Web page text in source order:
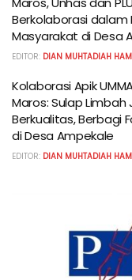
Berkolaborasi dalam
Masyarakat di Desa
EDITOR: DIAN MUHTADIAH
Kolaborasi Apik
Maros: Sulap Limbah
Berkualitas, Berbagi
di Desa Ampekale
EDITOR: DIAN MUHTADIAH